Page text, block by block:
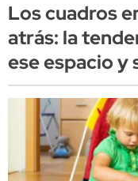
Los cuadros
atrás: la
ese espacio y